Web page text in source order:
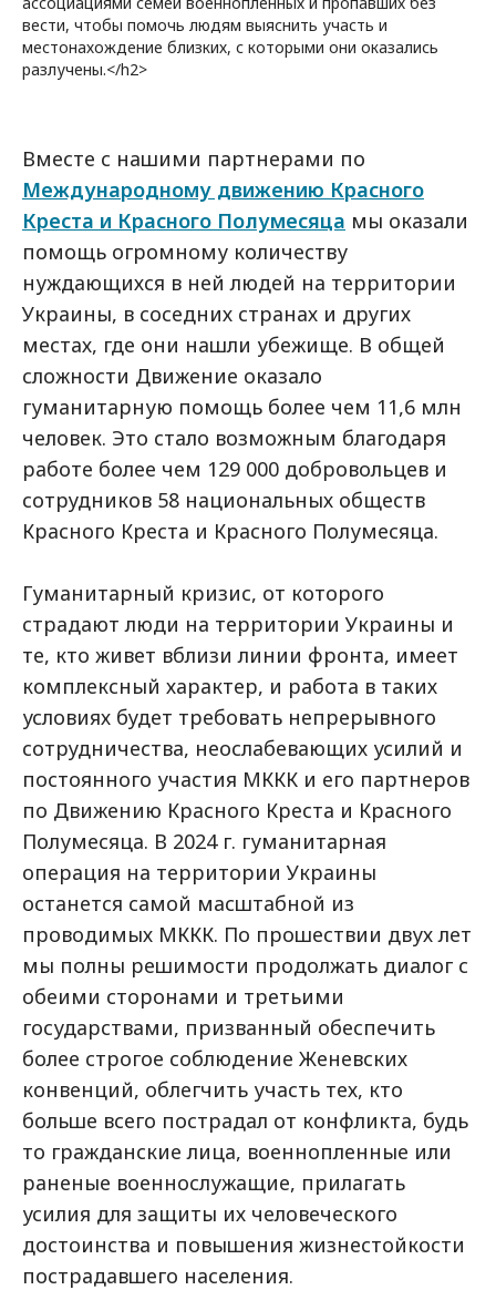
вести, чтобы помочь людям выяснить участь и
местонахождение близких, с которыми они оказались
разлучены.</h2>
Вместе с нашими партнерами по
Международному движению Красного
Креста и Красного Полумесяца мы оказали
помощь огромному количеству
нуждающихся в ней людей на территории
Украины, в соседних странах и других
местах, где они нашли убежище. В общей
сложности Движение оказало
гуманитарную помощь более чем 11,6 млн
человек. Это стало возможным благодаря
работе более чем 129 000 добровольцев и
сотрудников 58 национальных обществ
Красного Креста и Красного Полумесяца.
Гуманитарный кризис, от которого
страдают люди на территории Украины и
те, кто живет вблизи линии фронта, имеет
комплексный характер, и работа в таких
условиях будет требовать непрерывного
сотрудничества, неослабевающих усилий и
постоянного участия МККК и его партнеров
по Движению Красного Креста и Красного
Полумесяца. В 2024 г. гуманитарная
операция на территории Украины
останется самой масштабной из
проводимых МККК. По прошествии двух лет
мы полны решимости продолжать диалог с
обеими сторонами и третьими
государствами, призванный обеспечить
более строгое соблюдение Женевских
конвенций, облегчить участь тех, кто
больше всего пострадал от конфликта, будь
то гражданские лица, военнопленные или
раненые военнослужащие, прилагать
усилия для защиты их человеческого
достоинства и повышения жизнестойкости
пострадавшего населения.